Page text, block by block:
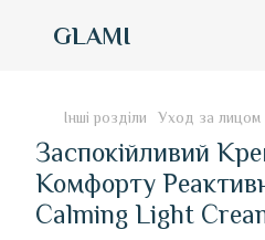
GLAMI
Інші розділи Уход за лицом
Заспокійливий
Комфорту
Calming Light